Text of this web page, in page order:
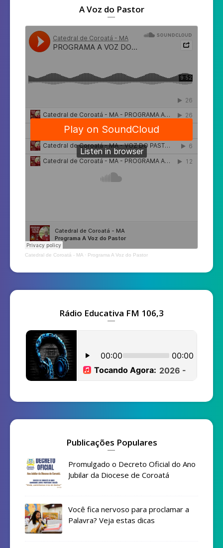
A Voz do Pastor
Catedral de Coroatá - MA · Programa A Voz do Pastor
Rádio Educativa FM 106,3
Publicações Populares
Promulgado o Decreto Oficial do Ano
Jubilar da Diocese de Coroatá
Você fica nervoso para proclamar a
Palavra? Veja estas dicas